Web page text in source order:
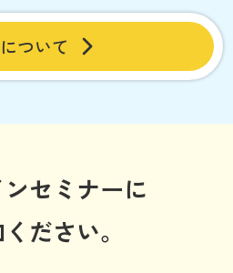
ついて
セミナーに
ださい。